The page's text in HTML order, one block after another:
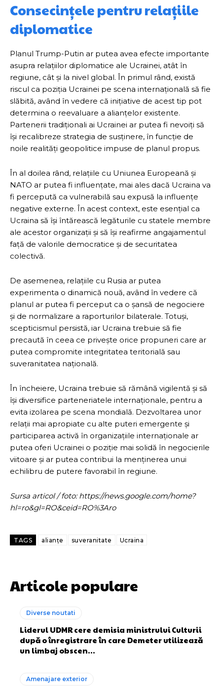
Consecințele pentru relațiile
diplomatice
Planul Trump-Putin ar putea avea efecte importante
asupra relațiilor diplomatice ale Ucrainei, atât în
regiune, cât și la nivel global. În primul rând, există
riscul ca poziția Ucrainei pe scena internațională să fie
slăbită, având în vedere că inițiative de acest tip pot
determina o reevaluare a alianțelor existente.
Partenerii tradiționali ai Ucrainei ar putea fi nevoiți să
își recalibreze strategia de susținere, în funcție de
noile realități geopolitice impuse de planul propus.
În al doilea rând, relațiile cu Uniunea Europeană și
NATO ar putea fi influențate, mai ales dacă Ucraina va
fi percepută ca vulnerabilă sau expusă la influențe
negative externe. În acest context, este esențial ca
Ucraina să își întărească legăturile cu statele membre
ale acestor organizații și să își reafirme angajamentul
față de valorile democratice și de securitatea
colectivă.
De asemenea, relațiile cu Rusia ar putea
experimenta o dinamică nouă, având în vedere că
planul ar putea fi perceput ca o șansă de negociere
și de normalizare a raporturilor bilaterale. Totuși,
scepticismul persistă, iar Ucraina trebuie să fie
precaută în ceea ce privește orice propuneri care ar
putea compromite integritatea teritorială sau
suveranitatea națională.
În încheiere, Ucraina trebuie să rămână vigilentă și să
își diversifice parteneriatele internaționale, pentru a
evita izolarea pe scena mondială. Dezvoltarea unor
relații mai apropiate cu alte puteri emergente și
participarea activă în organizațiile internaționale ar
putea oferi Ucrainei o poziție mai solidă în negocierile
viitoare și ar putea contribui la menținerea unui
echilibru de putere favorabil în regiune.
Sursa articol / foto: https://news.google.com/home?
hl=ro&gl=RO&ceid=RO%3Aro
TAGS alianțe suveranitate Ucraina
Articole populare
Diverse noutati
Liderul UDMR cere demisia ministrului Culturii
după o înregistrare în care Demeter utilizează
un limbaj obscen…
Amenajare exterior